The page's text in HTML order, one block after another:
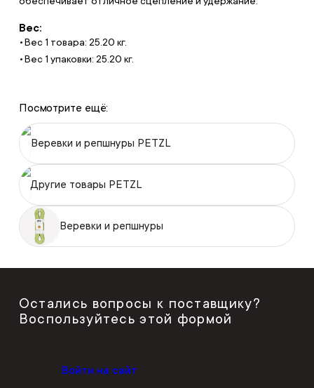
Вес:
Вес 1 товара: 25.20 кг.
Вес 1 упаковки: 25.20 кг.
Посмотрите ещё:
Веревки и репшнуры PETZL
Другие товары PETZL
Веревки и репшнуры
Остались вопросы к поставщику?
Воспользуйтесь этой формой
Войти на сайт